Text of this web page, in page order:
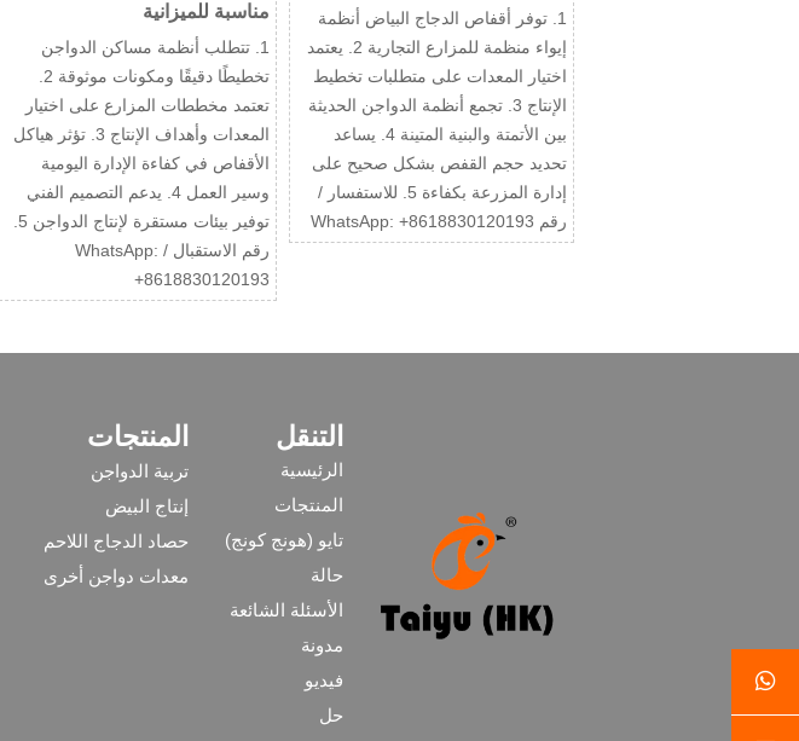
مناسبة للميزانية
1. تتطلب أنظمة مساكن الدواجن
تعتمد مخططات المزارع على اختيار
المعدات وأهداف الإنتاج 3. تؤثر هياكل
الأقفاص في كفاءة الإدارة اليومية
وسير العمل 4. يدعم التصميم الفني
رقم الاستقبال / WhatsApp:
+8618830120193
1. توفر أقفاص الدجاج البياض أنظمة
إيواء منظمة للمزارع التجارية 2. يعتمد
اختيار المعدات على متطلبات تخطيط
الإنتاج 3. تجمع أنظمة الدواجن الحديثة
بين الأتمتة والبنية المتينة 4. يساعد
تحديد حجم القفص بشكل صحيح على
إدارة المزرعة بكفاءة 5. للاستفسار /
رقم WhatsApp: +8618830120193
التنقل
الرئيسية
المنتجات
تايو (هونج كونج)
حالة
الأسئلة الشائعة
مدونة
فيديو
حل
المنتجات
تربية الدواجن
إنتاج البيض
حصاد الدجاج اللاحم
معدات دواجن أخرى
